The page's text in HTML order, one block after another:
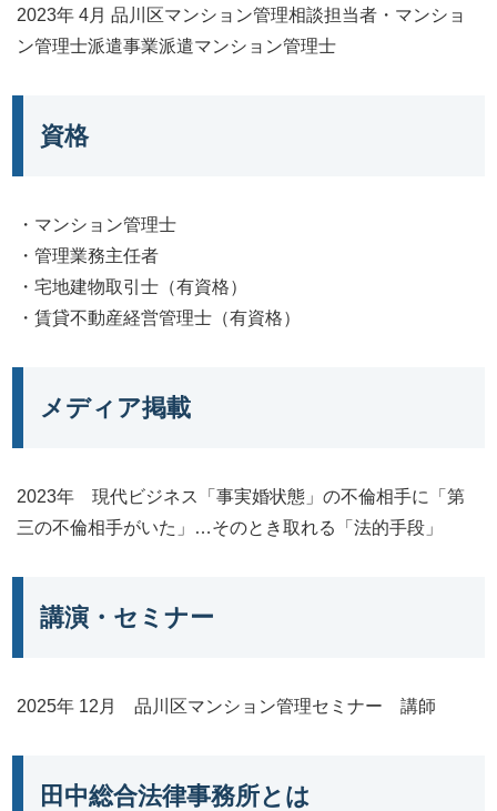
2023年 4月 品川区マンション管理相談担当者・マンショ
ン管理士派遣事業派遣マンション管理士
資格
・マンション管理士
・管理業務主任者
・宅地建物取引士（有資格）
・賃貸不動産経営管理士（有資格）
メディア掲載
2023年 現代ビジネス「事実婚状態」の不倫相手に「第
三の不倫相手がいた」…そのとき取れる「法的手段」
講演・セミナー
2025年 12月 品川区マンション管理セミナー 講師
田中総合法律事務所とは